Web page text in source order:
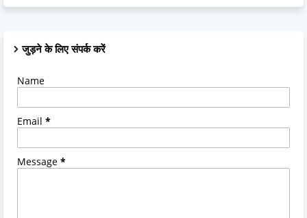
जुड़ने के लिए संपर्क करें
Name
Email *
Message *